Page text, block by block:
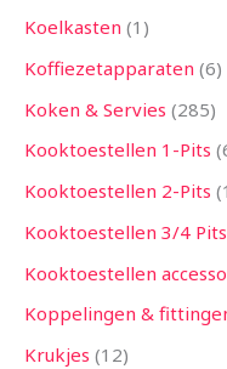
Koelkasten 1
Koffiezetapparaten 6
Koken & Servies 285
Kooktoestellen 1-Pits
Kooktoestellen 2-Pits
Kooktoestellen 3/4 Pits
Kooktoestellen
Koppelingen &
Krukjes 12